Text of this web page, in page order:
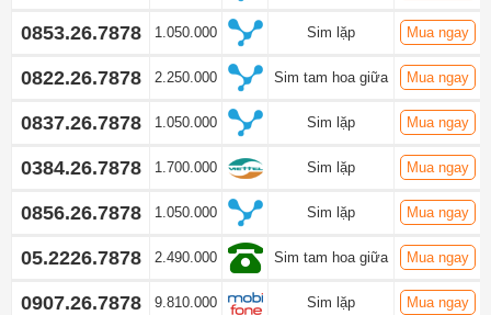
0853.26.7878 1.050.000 Sim lặp Mua ngay
0822.26.7878 2.250.000 Sim tam hoa giữa Mua ngay
0837.26.7878 1.050.000 Sim lặp Mua ngay
0384.26.7878 1.700.000 Sim lặp Mua ngay
0856.26.7878 1.050.000 Sim lặp Mua ngay
05.2226.7878 2.490.000 Sim tam hoa giữa Mua ngay
0907.26.7878 9.810.000 Sim lặp Mua ngay